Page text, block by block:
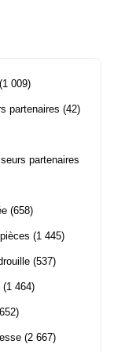
(1 009)
partenaires (42)
partenaires
(658)
(1 445)
(537)
(1 464)
(2 667)